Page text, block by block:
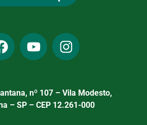
nº 107 – Vila Modesto,
– SP – CEP 12.261-000